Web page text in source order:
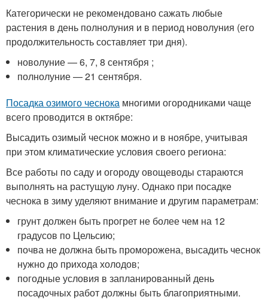
Категорически не рекомендовано сажать любые
растения в день полнолуния и в период новолуния (его
продолжительность составляет три дня).
новолуние — 6, 7, 8 сентября ;
полнолуние — 21 сентября.
Посадка озимого чеснока многими огородниками чаще
всего проводится в октябре:
Высадить озимый чеснок можно и в ноябре, учитывая
при этом климатические условия своего региона:
Все работы по саду и огороду овощеводы стараются
выполнять на растущую луну. Однако при посадке
чеснока в зиму уделяют внимание и другим параметрам:
грунт должен быть прогрет не более чем на 12
градусов по Цельсию;
почва не должна быть проморожена, высадить чеснок
нужно до прихода холодов;
погодные условия в запланированный день
посадочных работ должны быть благоприятными.